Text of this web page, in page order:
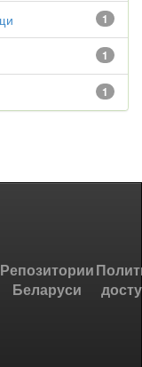
1
1
1
Репозитории
Беларуси